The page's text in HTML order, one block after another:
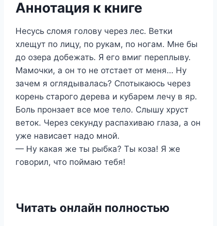
Аннотация к книге
Несусь сломя голову через лес. Ветки
хлещут по лицу, по рукам, по ногам. Мне бы
до озера добежать. Я его вмиг переплыву.
Мамочки, а он то не отстает от меня… Ну
зачем я оглядывалась? Спотыкаюсь через
корень старого дерева и кубарем лечу в яр.
Боль пронзает все мое тело. Слышу хруст
веток. Через секунду распахиваю глаза, а он
уже нависает надо мной.
— Ну какая же ты рыбка? Ты коза! Я же
говорил, что поймаю тебя!
Читать онлайн полностью